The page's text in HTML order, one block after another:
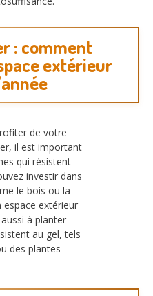
: comment
extérieur
de votre
il est important
qui résistent
investir dans
le bois ou la
espace extérieur
à planter
au gel, tels
des plantes